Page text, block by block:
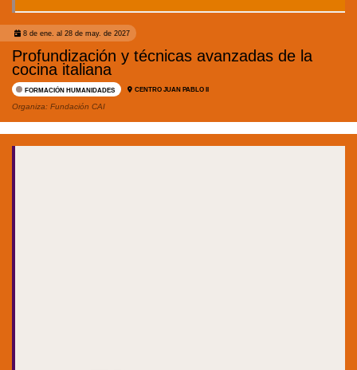
8 de ene. al 28 de may. de 2027
Profundización y técnicas avanzadas de la
cocina italiana
FORMACIÓN HUMANIDADES CENTRO JUAN PABLO II
Organiza: Fundación CAI